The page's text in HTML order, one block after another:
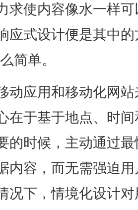
求使内容像水一样
应式设计便是其中
简单。
动应用和移动化网
在于基于地点、时
的时候，主动通过
内容，而无需强迫
况下，情境化设计